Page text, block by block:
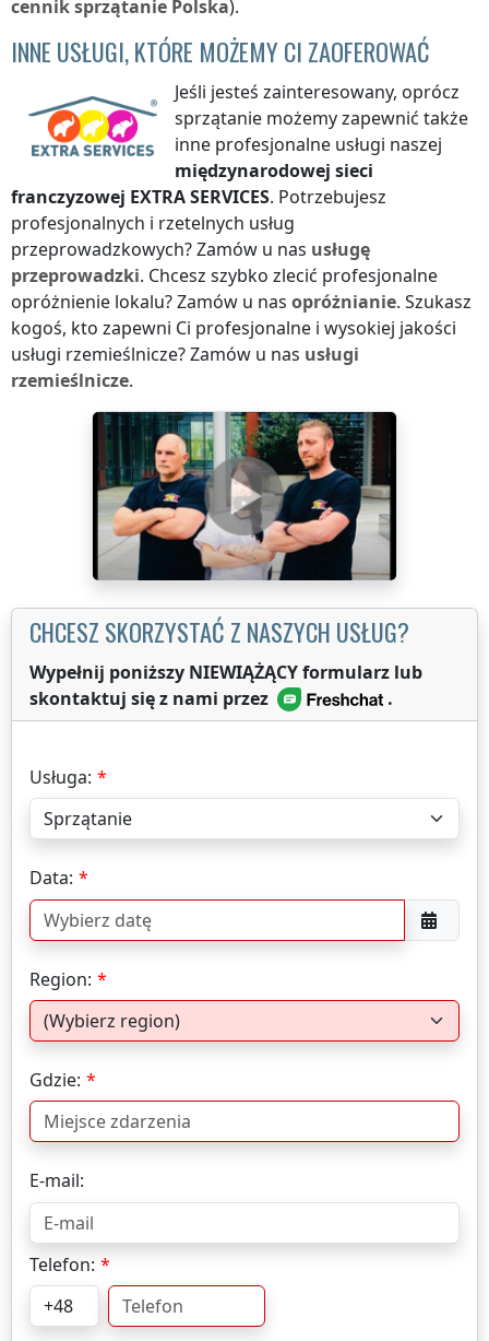
cenniksprzątanie Polska).
INNE USŁUGI, KTÓRE MOŻEMY CI ZAOFEROWAĆ
Jeśli jesteś zainteresowany, oprócz
sprzątanie możemy zapewnić także
inne profesjonalne usługi naszej
międzynarodowej sieci
franczyzowej EXTRA SERVICES. Potrzebujesz
profesjonalnych i rzetelnych usług
przeprowadzkowych? Zamów u nas usługę
przeprowadzki. Chcesz szybko zlecić profesjonalne
opróżnienie lokalu? Zamów u nas opróżnianie. Szukasz
kogoś, kto zapewni Ci profesjonalne i wysokiej jakości
usługi rzemieślnicze? Zamów u nas usługi
rzemieślnicze.
CHCESZ SKORZYSTAĆ Z NASZYCH USŁUG?
Wypełnij poniższy NIEWIĄŻĄCY formularz lub
skontaktuj się z nami przez
.
Usługa:
Data:
Region:
Gdzie:
E-mail:
Telefon: